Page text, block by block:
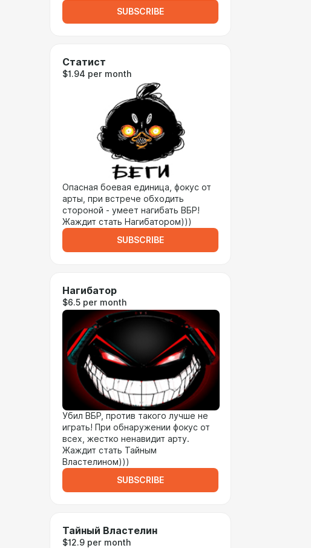
SUBSCRIBE
Статист
$1.94 per month
Опасная боевая единица, фокус от
арты, при встрече обходить
стороной - умеет нагибать ВБР!
Жаждит стать Нагибатором)))
SUBSCRIBE
Нагибатор
$6.5 per month
Убил ВБР, против такого лучше не
играть! При обнаружении фокус от
всех, жестко ненавидит арту.
Жаждит стать Тайным
Властелином)))
SUBSCRIBE
Тайный Властелин
$12.9 per month